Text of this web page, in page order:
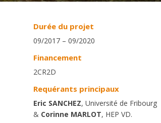
Durée du projet
09/2017 – 09/2020
Financement
2CR2D
Requérants principaux
Eric SANCHEZ, Université de Fribourg
& Corinne MARLOT, HEP VD.